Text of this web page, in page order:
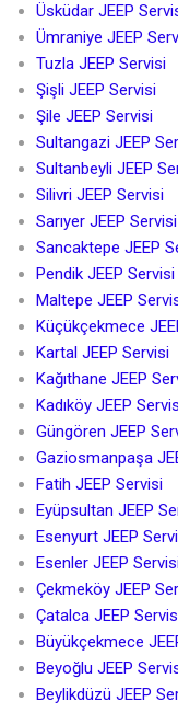
Üsküdar JEEP
Ümraniye JEEP
Tuzla JEEP Servisi
Şişli JEEP Servisi
Şile JEEP Servisi
Sultangazi JEEP
Sultanbeyli JEEP
Silivri JEEP Servisi
Sarıyer JEEP Servisi
Sancaktepe JEEP
Pendik JEEP Servisi
Maltepe JEEP
Küçükçekmece
Kartal JEEP Servisi
Kağıthane JEEP
Kadıköy JEEP
Güngören JEEP
Gaziosmanpaşa
Fatih JEEP Servisi
Eyüpsultan JEEP
Esenyurt JEEP
Esenler JEEP
Çekmeköy JEEP
Çatalca JEEP
Büyükçekmece
Beyoğlu JEEP
Beylikdüzü JEEP